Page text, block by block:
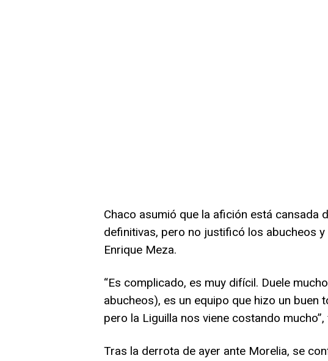
Chaco asumió que la afición está cansada
definitivas, pero no justificó los abucheos
Enrique Meza.
“Es complicado, es muy difícil. Duele
abucheos), es un equipo que hizo un buen
pero la Liguilla nos viene costando mucho”,
Tras la derrota de ayer ante Morelia, se